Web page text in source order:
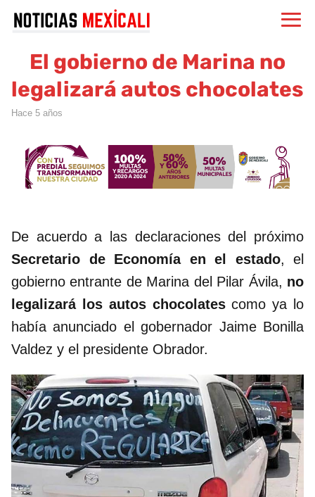
El gobierno de Marina no
legalizará autos chocolates
hace 5 años
De acuerdo a las declaraciones del próximo
Secretario de Economía en el estado, el
gobierno entrante de Marina del Pilar Ávila, no
legalizará los autos chocolatescomo ya lo
había anunciado el gobernador Jaime Bonilla
Valdez y el presidente Obrador.